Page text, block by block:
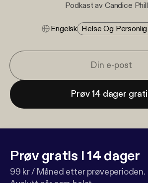
Podkast av Candice
Engelsk Helse Og
Prøv 14 dager
Prøv gratis i 14 dager
99 kr / Måned etter prøveperioden.